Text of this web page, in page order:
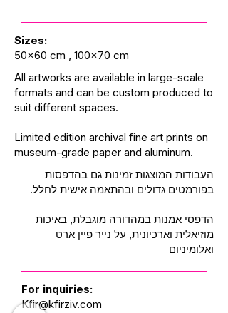
Sizes:
50x60 cm , 100x70 cm
All artworks are available in large-scale
formats and can be custom produced to
suit different spaces.
Limited edition archival fine art prints on
museum-grade paper and aluminum.
העבודות המוצגות זמינות גם בהדפסות
בפורמטים גדולים ובהתאמה אישית לחלל.
הדפסי אמנות במהדורה מוגבלת, באיכות
מוזיאלית וארכיונית, על נייר פיין ארט
ואלומיניום
For inquiries:
Kfir@kfirziv.com